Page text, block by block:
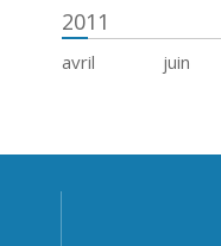
2011
avril juin